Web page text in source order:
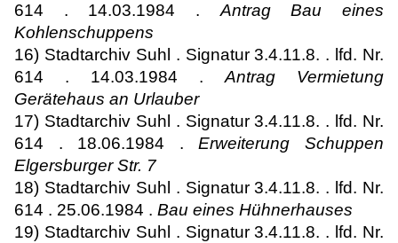
614 . 14.03.1984 .Antrag Bau eines
Kohlenschuppens
16) Stadtarchiv Suhl . Signatur 3.4.11.8. . lfd. Nr.
614 . 14.03.1984 .Antrag Vermietung
Gerätehaus an Urlauber
17) Stadtarchiv Suhl . Signatur 3.4.11.8. . lfd. Nr.
614 . 18.06.1984 .Erweiterung Schuppen
Elgersburger Str. 7
18) Stadtarchiv Suhl . Signatur 3.4.11.8. . lfd. Nr.
614 . 25.06.1984 .Bau eines Hühnerhauses
19) Stadtarchiv Suhl . Signatur 3.4.11.8. . lfd. Nr.